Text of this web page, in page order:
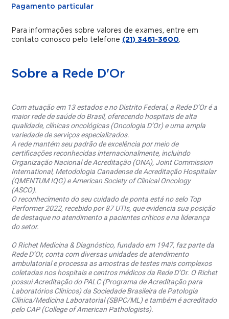
Pagamento particular
Para informações sobre valores de exames, entre em
contato conosco pelo telefone (21) 3461-3600.
Sobre a Rede D'Or
Com atuação em 13 estados e no Distrito Federal, a Rede D’Or é a
maior rede de saúde do Brasil, oferecendo hospitais de alta
qualidade, clínicas oncológicas (Oncologia D’Or) e uma ampla
variedade de serviços especializados.
A rede mantém seu padrão de excelência por meio de
certificações reconhecidas internacionalmente, incluindo
Organização Nacional de Acreditação (ONA), Joint Commission
International, Metodologia Canadense de Acreditação Hospitalar
(QMENTUM IQG) e American Society of Clinical Oncology
(ASCO).
O reconhecimento do seu cuidado de ponta está no selo Top
Performer 2022, recebido por 87 UTIs, que evidencia sua posição
de destaque no atendimento a pacientes críticos e na liderança
do setor.
O Richet Medicina & Diagnóstico, fundado em 1947, faz parte da
Rede D’Or, conta com diversas unidades de atendimento
ambulatorial e processa as amostras de testes mais complexos
coletadas nos hospitais e centros médicos da Rede D’Or. O Richet
possui Acreditação do PALC (Programa de Acreditação para
Laboratórios Clínicos) da Sociedade Brasileira de Patologia
Clínica/Medicina Laboratorial (SBPC/ML) e também é acreditado
pelo CAP (College of American Pathologists).